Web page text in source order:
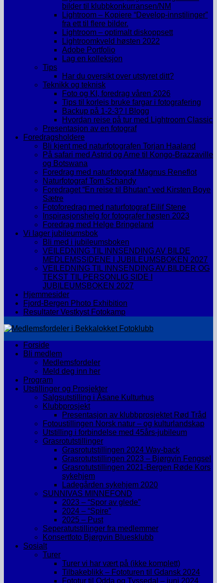
bilder til klubbkonkurransen/NM
Lightroom – Kopiere “Develop-innstilinger”
fra ett til flere bilder.
Lightroom – optimalt diskoppsett
Lightroomkveld høsten 2022
Adobe Portfolio
Lag en kolleksjon
Tips
Har du oversikt over utstyret ditt?
Teknikk og teknisk
Foto og KI, foredrag våren 2026
Tips til korleis bruke fargar i fotografering
Backup på 1-2-3? | Blogg
Hvordan reise på tur med Lightroom Classic
Presentasjon av en fotograf
Foredragsholdere
Bli kjent med naturfotografen Torjan Haaland
På safari med Astrid og Arne til Kongo-Brazzaville
og Botswana
Foredrag med naturfotograf Magnus Reneflot
Naturfotograf Tom Schandy
Foredraget “En reise til Bhutan” ved Kirsten Boye
Sætre
Fotoforedrag med naturfotograf Eilif Stene
Inspirasjonshelg for fotografer høsten 2023
Foredrag med Helge Bringeland
Vi lager jubileumsbok
Bli med i jubileumsboken
VEILEDNING TIL INNSENDING AV BILDE
MEDLEMSSIDENE I JUBILEUMSBOKEN 2027
VEILEDNING TIL INNSENDING AV BILDER OG
TEKST TIL PERSONLIG SIDE I
JUBILEUMSBOKEN 2027
Hjemmesider
Fjord-Bergen Photo Exhibition
Resultater Vestkyst Fotokamp
Forside
Bli medlem
Medlemsfordeler
Meld deg inn her
Program
Utstillinger og Prosjekter
Salgsutstilling i Åsane Kulturhus
Klubbprosjekt
Presentasjon av klubbprosjektet Rød Tråd
Fotoustillingen Norsk natur – og kulturlandskap
Utstilling i forbindelse med 45års-jubileum
Grasrotutstillinger
Grasrotutstillingen 2024 Way-back
Grasrotutstillingen 2023 – Bjørgvin Fengsel
Grasrotutstillingen 2021-Bergen Røde Kors
sykehjem
Ladegården sykehjem 2020
SUNNIVAS MINNEFOND
2023 – “Spor av glede”
2024 – “Spire”
2025 – Pust
Seperatutstillinger fra medlemmer
Konsertfoto Bjørgvin Bluesklubb
Sosialt
Turer
Turer vi har vært på (ikke komplett)
Tilbakeblikk – Fototuren til Gdansk 2024
Fototur til Odda og Tyssedal – juni 2024